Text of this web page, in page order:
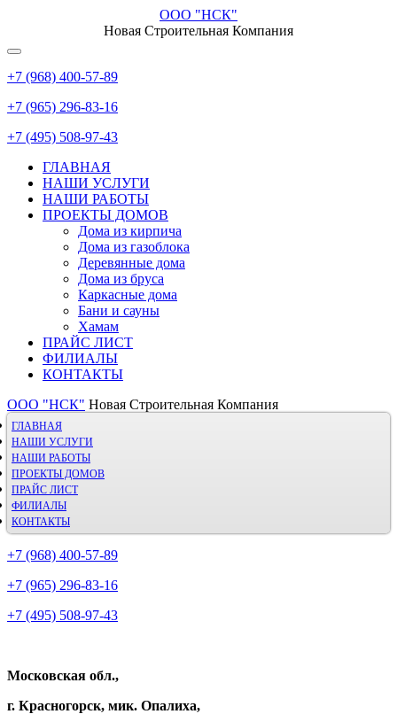
ООО "НСК"
Новая Строительная Компания
+7 (968) 400-57-89
+7 (965) 296-83-16
+7 (495) 508-97-43
ГЛАВНАЯ
НАШИ УСЛУГИ
НАШИ РАБОТЫ
ПРОЕКТЫ ДОМОВ
Дома из кирпича
Дома из газoблока
Деревянные дома
Дома из бруса
Каркасные дома
Бани и сауны
Хамам
ПРАЙС ЛИСТ
ФИЛИАЛЫ
КОНТАКТЫ
ООО "НСК" Новая Строительная Компания
ГЛАВНАЯ
НАШИ УСЛУГИ
НАШИ РАБОТЫ
ПРОЕКТЫ ДОМОВ
ПРАЙС ЛИСТ
ФИЛИАЛЫ
КОНТАКТЫ
+7 (968) 400-57-89
+7 (965) 296-83-16
+7 (495) 508-97-43
Московская обл.,
г. Красногорск, мик. Опалиха,